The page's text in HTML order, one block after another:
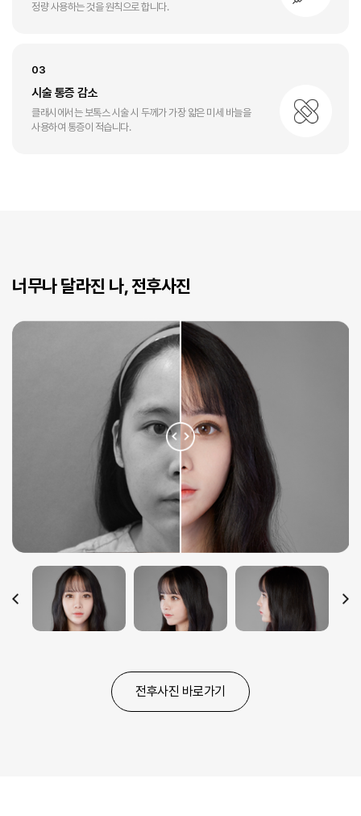
정량 사용하는 것을 원칙으로 합니다.
03
시술 통증 감소
클래시에서는 보톡스 시술 시 두께가 가장 얇은미세 바늘을
사용하여 통증이 적습니다.
너무나 달라진 나, 전후사진
전후사진 바로가기